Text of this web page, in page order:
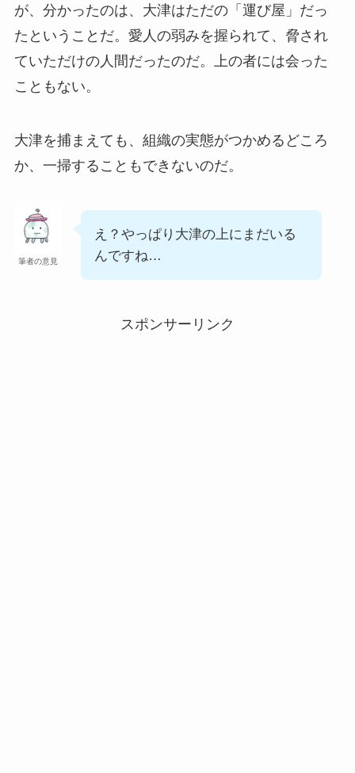
が、分かったのは、大津はただの「運び屋」だっ
たということだ。愛人の弱みを握られて、脅され
ていただけの人間だったのだ。上の者には会った
こともない。
大津を捕まえても、組織の実態がつかめるどころ
か、一掃することもできないのだ。
筆者の意見
え？やっぱり大津の上にまだいる
んですね…
スポンサーリンク